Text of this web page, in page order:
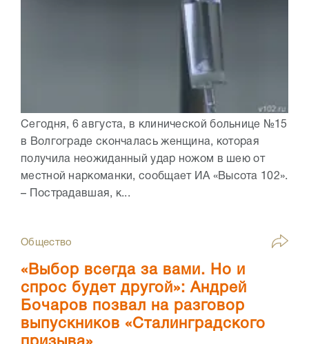
Сегодня, 6 августа, в клинической больнице №15
в Волгограде скончалась женщина, которая
получила неожиданный удар ножом в шею от
местной наркоманки, сообщает ИА «Высота 102».
– Пострадавшая, к...
Общество
«Выбор всегда за вами. Но и
спрос будет другой»: Андрей
Бочаров позвал на разговор
выпускников «Сталинградского